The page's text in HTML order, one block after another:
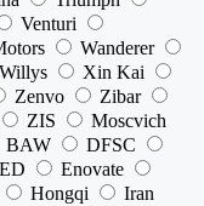
Venturi
Wanderer
Willys
Xin Kai
Zenvo
Zibar
ZIS
Moscvich
BAW
DFSC
Enovate
Hongqi
Iran